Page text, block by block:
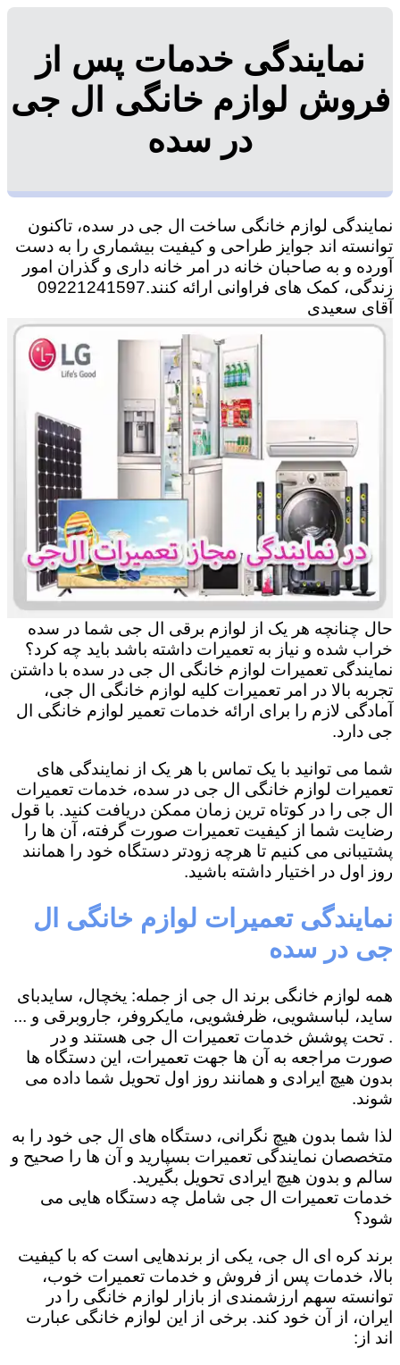
نمایندگی خدمات پس از
فروش لوازم خانگی ال جی
در سده
نمایندگی لوازم خانگی ساخت ال جی در سده، تاکنون
توانسته اند جوایز طراحی و کیفیت بیشماری را به دست
آورده و به صاحبان خانه در امر خانه داری و گذران امور
زندگی، کمک های فراوانی ارائه کنند.09221241597
آقای سعیدی
حال چنانچه هر یک از لوازم برقی ال جی شما در سده
خراب شده و نیاز به تعمیرات داشته باشد باید چه کرد؟
نمایندگی تعمیرات لوازم خانگی ال جی در سده با داشتن
تجربه بالا در امر تعمیرات کلیه لوازم خانگی ال جی،
آمادگی لازم را برای ارائه خدمات تعمیر لوازم خانگی ال
جی دارد.
شما می توانید با یک تماس با هر یک از نمایندگی های
تعمیرات لوازم خانگی ال جی در سده، خدمات تعمیرات
ال جی را در کوتاه ترین زمان ممکن دریافت کنید. با قول
رضایت شما از کیفیت تعمیرات صورت گرفته، آن ها را
پشتیبانی می کنیم تا هرچه زودتر دستگاه خود را همانند
روز اول در اختیار داشته باشید.
نمایندگی تعمیرات لوازم خانگی ال
جی در سده
همه لوازم خانگی برند ال جی از جمله: یخچال، سایدبای
ساید، لباسشویی، ظرفشویی، مایکروفر، جاروبرقی و ...
. تحت پوشش خدمات تعمیرات ال جی هستند و در
صورت مراجعه به آن ها جهت تعمیرات، این دستگاه ها
بدون هیچ ایرادی و همانند روز اول تحویل شما داده می
شوند.
لذا شما بدون هیچ نگرانی، دستگاه های ال جی خود را به
متخصصان نمایندگی تعمیرات بسپارید و آن ها را صحیح و
سالم و بدون هیچ ایرادی تحویل بگیرید.
خدمات تعمیرات ال جی شامل چه دستگاه هایی می
شود؟
برند کره ای ال جی، یکی از برندهایی است که با کیفیت
بالا، خدمات پس از فروش و خدمات تعمیرات خوب،
توانسته سهم ارزشمندی از بازار لوازم خانگی را در
ایران، از آن خود کند. برخی از این لوازم خانگی عبارت
اند از: